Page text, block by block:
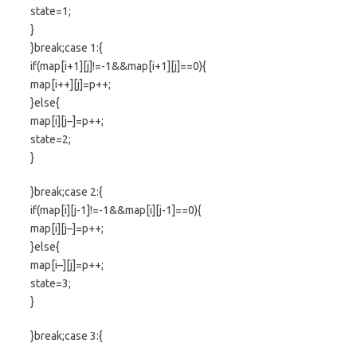
state=1;
}
}break;case 1:{
if(map[i+1][j]!=-1&&map[i+1][j]==0){
map[i++][j]=p++;
}else{
map[i][j–]=p++;
state=2;
}
}break;case 2:{
if(map[i][j-1]!=-1&&map[i][j-1]==0){
map[i][j–]=p++;
}else{
map[i–][j]=p++;
state=3;
}
}break;case 3:{